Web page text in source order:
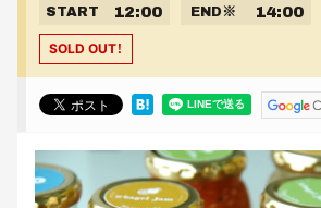
START 12:00 END ※ 14:00
SOLD OUT！